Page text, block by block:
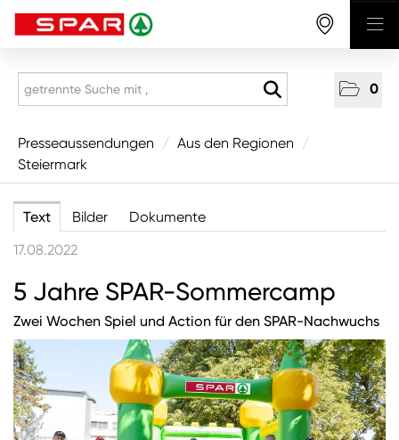
0
Presseaussendungen
National
Aus den Regionen
Vorarlberg
Salzburg
Oberösterreich
Niederösterreich
Wien
Burgenland
Presseaussendungen / Aus den Regionen
/
Steiermark
Text Bilder
Dokumente
17.08.2022
5 Jahre SPAR-Sommercamp
Zwei Wochen Spiel und Action für den SPAR-Nachwuchs